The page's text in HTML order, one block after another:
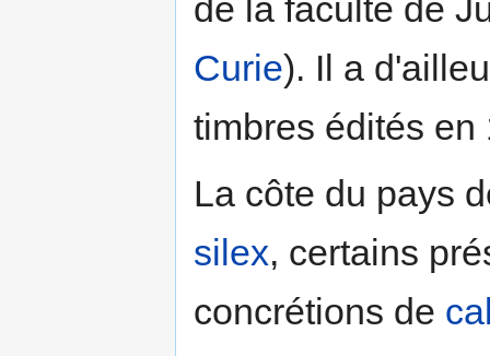
de la faculté de
Curie). Il a
timbres édités en
La côte du pays
silex, certains
concrétions de